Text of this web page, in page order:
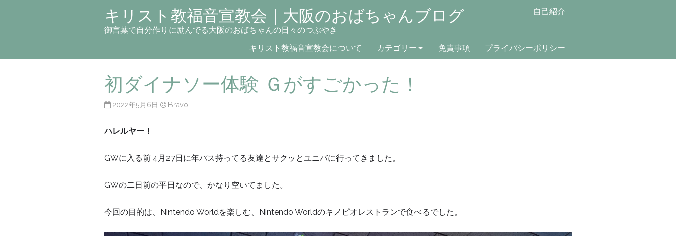
キリスト教福音宣教会｜大阪のおばちゃんブログ
御言葉で自分作りに励んでる大阪のおばちゃんの日々のつぶやき
自己紹介
キリスト教福音宣教会について カテゴリー 免責事項 プライバシーポリシー
初ダイナソー体験 Ｇがすごかった！
2022年5月6日 Bravo
ハレルヤー！
GWに入る前 4月27日に年パス持ってる友達とサクッとユニバに行ってきました。
GWの二日前の平日なので、かなり空いてました。
今回の目的は、Nintendo Worldを楽しむ、Nintendo Worldのキノピオレストランで食べるでした。